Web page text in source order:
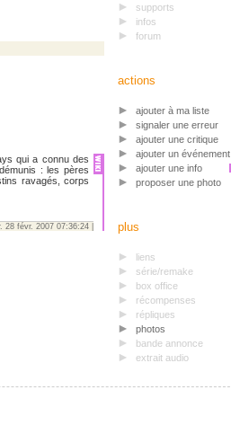
qui a connu des
: les pères
ravagés, corps
28 févr. 2007 07:36:24 |
supports
infos
forum
actions
ajouter à ma liste
signaler une erreur
ajouter une critique
ajouter un événement
ajouter une info
proposer une photo
plus
liens
série/remake
box office
récompenses
répliques
photos
bande annonce
extrait audio